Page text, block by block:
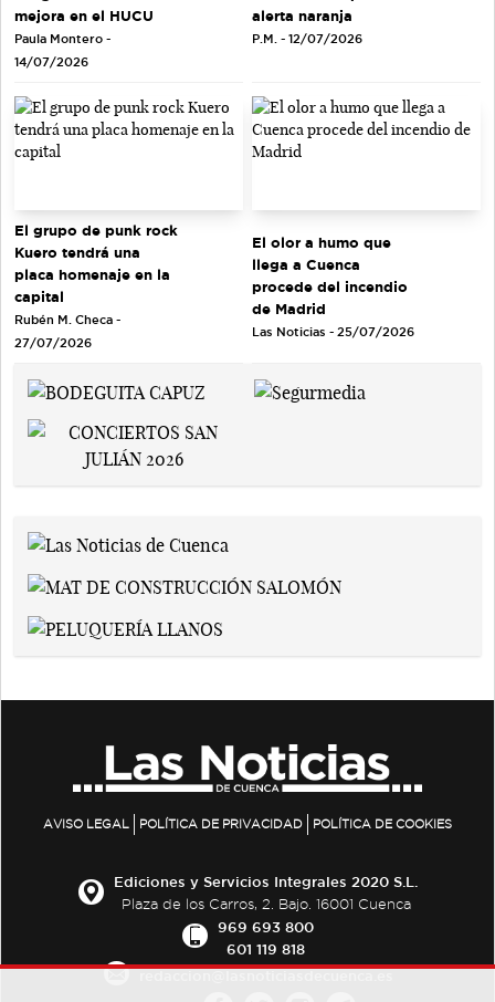
mejora en el HUCU
Paula Montero -
14/07/2026
alerta naranja
P.M. - 12/07/2026
El grupo de punk rock
Kuero tendrá una
placa homenaje en la
capital
Rubén M. Checa -
27/07/2026
El olor a humo que
llega a Cuenca
procede del incendio
de Madrid
Las Noticias - 25/07/2026
AVISO LEGAL POLÍTICA DE PRIVACIDAD POLÍTICA DE COOKIES
Ediciones y Servicios Integrales 2020 S.L.
Plaza de los Carros, 2. Bajo. 16001 Cuenca
969 693 800
601 119 818